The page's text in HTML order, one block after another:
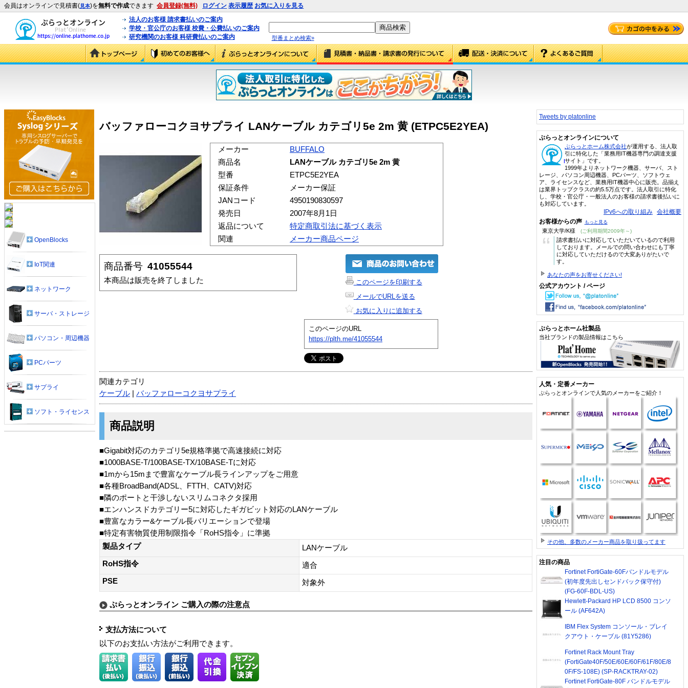
会員はオンラインで見積書(見本)を無料で作成できます 会員登録(無料) ログイン 表示履歴 お気に入りを見る
法人のお客様 請求書払いのご案内
学校・官公庁のお客様 校費・公費払いのご案内
研究機関のお客様 科研費払いのご案内
型番まとめ検索»
バッファローコクヨサプライ LANケーブル カテゴリ5e 2m 黄 (ETPC5E2YEA)
メーカー
BUFFALO
商品名
LANケーブル カテゴリ5e 2m 黄
型番
ETPC5E2YEA
保証条件
メーカー保証
JANコード
4950190830597
発売日
2007年8月1日
返品について
特定商取引法に基づく表示
関連
メーカー商品ページ
商品番号 41055544
本商品は販売を終了しました
このページを印刷する
メールでURLを送る
お気に入りに追加する
このページのURL
https://plth.me/41055544
関連カテゴリ
ケーブル
バッファローコクヨサプライ
商品説明
■Gigabit対応のカテゴリ5e規格準拠で高速接続に対応
■1000BASE-T/100BASE-TX/10BASE-Tに対応
■1mから15mまで豊富なケーブル長ラインアップをご用意
■各種BroadBand(ADSL、FTTH、CATV)対応
■隣のポートと干渉しないスリムコネクタ採用
■エンハンスドカテゴリー5に対応したギガビット対応のLANケーブル
■豊富なカラー&ケーブル長バリエーションで登場
■特定有害物質使用制限指令「RoHS指令」に準拠
製品タイプ
LANケーブル
RoHS指令
適合
PSE
対象外
ぷらっとオンライン ご購入の際の注意点
支払方法について
以下のお支払い方法がご利用できます。
OpenBlocks
IoT関連
ネットワーク
サーバ・ストレージ
パソコン・周辺機器
PCパーツ
サプライ
ソフト・ライセンス
Tweets by platonline
ぷらっとオンラインについて
ぷらっとホーム株式会社が運用する、法人取
引に特化した「業務用IT機器専門の調達支援
サイト」です。
1999年よりネットワーク機器、サーバ、スト
レージ、パソコン周辺機器、PCパーツ、ソフトウェ
ア、ライセンスなど、業務用IT機器中心に販売。品揃え
は業界トップクラスの約5.5万点です。法人取引に特化
し、学校・官公庁・一般法人のお客様の請求書後払いに
も対応しています。
IPv6への取り組み 会社概要
お客様からの声 もっと見る
東京大学/K様 (ご利用期間2009年～)
“
請求書払いに対応していただいているので利用
しております。メールでの問い合わせにも丁寧
に対応していただけるので大変ありがたいで
す。
あなたの声をお寄せください!
公式アカウント / ページ
ぷらっとホーム社製品
当社ブランドの製品情報はこちら
人気・定番メーカー
ぷらっとオンラインで人気のメーカーをご紹介！
その他、多数のメーカー商品を取り扱ってます
注目の商品
Fortinet FortiGate-60Fバンドルモデル
(初年度先出しセンドバック保守付)
(FG-60F-BDL-US)
Hewlett-Packard HP LCD 8500 コンソ
ール (AF642A)
IBM Flex System コンソール・ブレイ
クアウト・ケーブル (81Y5286)
Fortinet Rack Mount Tray
(FortiGate40F/50E/60E/60F/61F/80E/8
0F/FS-108E) (SP-RACKTRAY-02)
Fortinet FortiGate-80F バンドルモデル